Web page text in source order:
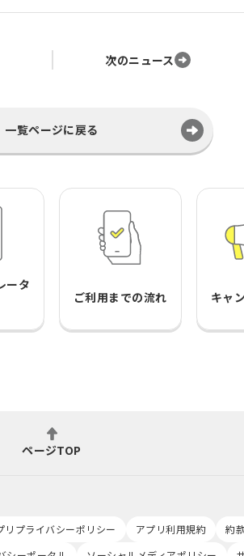
次のニュース
一覧ページに戻る
ータ
ご利用までの流れ キャ
ページTOP
リプライバシーポリシー アプリ利用規約 約